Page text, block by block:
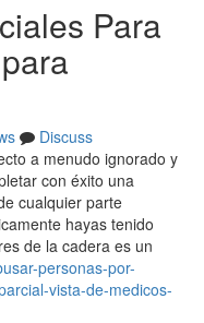
Para
Discuss
a menudo ignorado y
con éxito una
cualquier parte
hayas tenido
de la cadera es un
personas-por-
vista-de-medicos-